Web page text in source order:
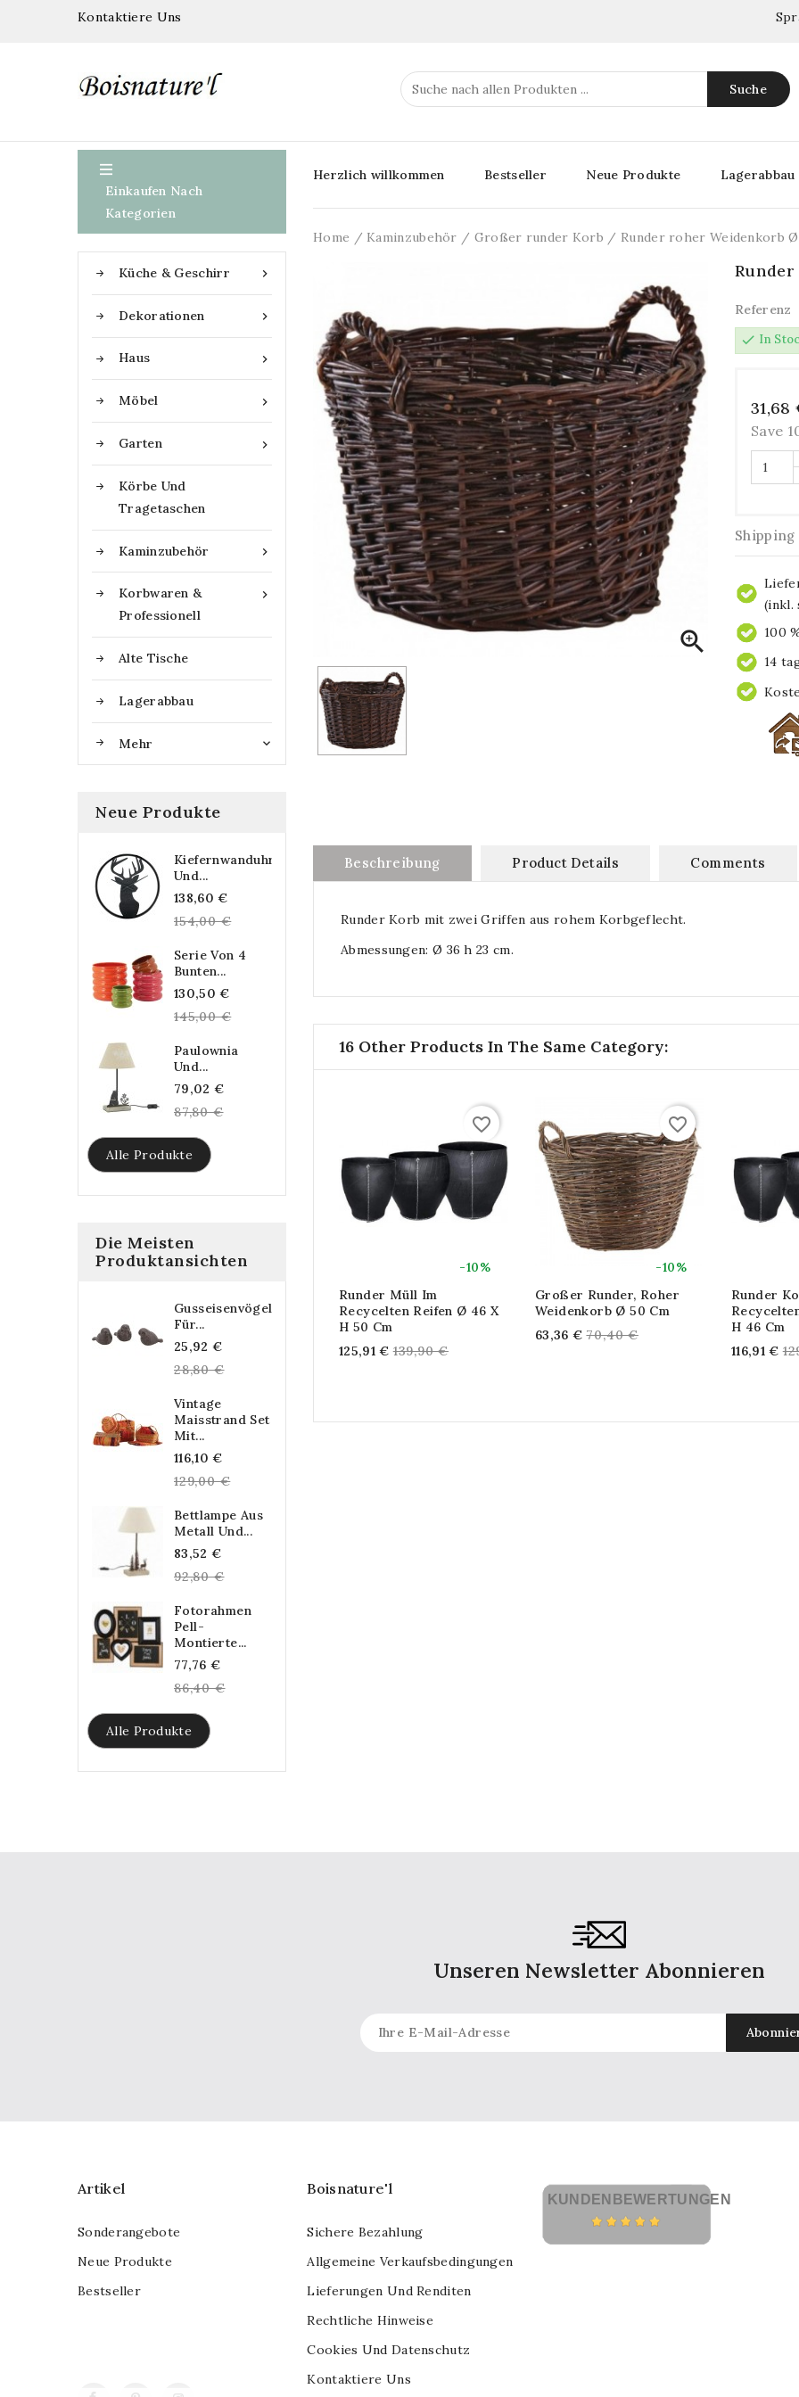
Kontaktiere Uns
Suche

Einkaufen Nach
Kategorien

Küche & Geschirr

Dekorationen

Haus

Möbel

Garten
Körbe Und
Tragetaschen

Kaminzubehör

Korbwaren &
Professionell
Alte Tische
Lagerabbau
Mehr 
Neue Produkte
Kiefernwanduhr
Und...
138,60 €
price
154,00 €
Serie Von 4
Bunten...
130,50 €
price
145,00 €
Paulownia
Und...
79,02 €
price
87,80 €
Alle Produkte
Die Meisten
Produktansichten
Gusseisenvögel
Für...
25,92 €
price
28,80 €
Vintage
Maisstrand Set
Mit...
116,10 €
price
129,00 €
Bettlampe Aus
Metall Und...
83,52 €
price
92,80 €
Fotorahmen
Pell-
Montierte...
77,76 €
price
86,40 €
Alle Produkte
Herzlich willkommen Bestseller Neue Produkte Lagerabbau
Home Kaminzubehör Großer runder Korb Runder roher Weidenkorb Ø

Runder
Referenz
check In
31,68
Save
Shipping
(inkl.
100
14
Beschreibung Product Details Comments
Runder Korb mit zwei Griffen aus rohem Korbgeflecht.
Abmessungen: Ø 36 h 23 cm.
16 Other Products In The Same Category:
-10%
favorite_border
Runder Müll Im
Recycelten Reifen Ø 46 X
H 50 Cm
125,91 € Regular
139,90 €
-10%
favorite_border
Großer Runder, Roher
Weidenkorb Ø 50 Cm
63,36 € Regular
70,40 €
Runder
H 46 Cm
116,91 €
Unseren Newsletter Abonnieren
Artikel
Sonderangebote
Neue Produkte
Bestseller
Boisnature'l
Sichere Bezahlung
Allgemeine Verkaufsbedingungen
Lieferungen Und Renditen
Rechtliche Hinweise
Cookies Und Datenschutz
Kontaktiere Uns
KUNDENBEWERTUNGEN